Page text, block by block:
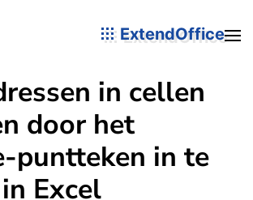
ExtendOffice
in cellen
door het
puntteken in te
Excel